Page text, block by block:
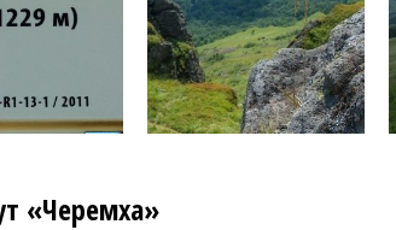
«Черемха»